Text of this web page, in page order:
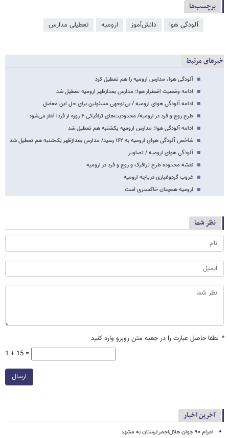
برچسب‌ها
آلودگی هوا دانش‌آموز ارومیه تعطیلی مدارس
خبرهای مرتبط
آلودگی هوا، مدارس ارومیه را هم تعطیل کرد
ادامه وضعیت اضطرار هوا؛ مدارس بعدازظهر ارومیه تعطیل شد
ادامه آلودگی هوای ارومیه / بی‌توجهی مسئولین برای حل این معضل
طرح زوج و فرد در ارومیه/ محدودیت‌های ترافیکی ۴ روزه از فردا آغاز می‌شود
ادامه آلودگی هوا؛ مدارس ارومیه یکشنبه هم تعطیل شد
شاخص آلودگی هوای ارومیه به ۱۶۲ رسید/ مدارس بعدازظهر یک‌شنبه هم تعطیل شد
آلودگی هوای ارومیه / تصاویر
نقشه محدوده طرح ترافیک و زوج و فرد در ارومیه
غروب گردوغباری دریاچه ارومیه
ارومیه همچنان خاکستری است
نظر شما
* لطفا حاصل عبارت را در جعبه متن روبرو وارد کنید
1 + 15 =
ارسال
آخرین اخبار
اعزام ۹۰ جوان هلال‌احمر لرستان به مشهد